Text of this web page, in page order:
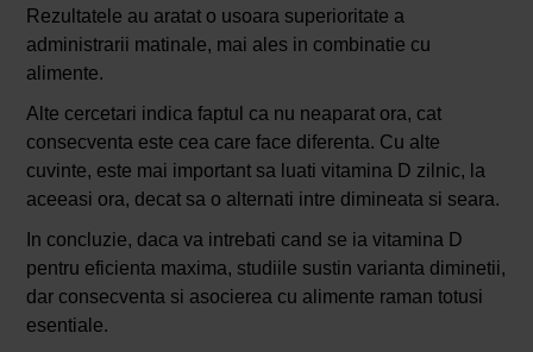
Rezultatele au aratat o usoara superioritate a
administrarii matinale, mai ales in combinatie cu
alimente.
Alte cercetari indica faptul ca nu neaparat ora, cat
consecventa este cea care face diferenta. Cu alte
cuvinte, este mai important sa luati vitamina D zilnic, la
aceeasi ora, decat sa o alternati intre dimineata si seara.
In concluzie, daca va intrebati cand se ia vitamina D
pentru eficienta maxima, studiile sustin varianta diminetii,
dar consecventa si asocierea cu alimente raman totusi
esentiale.